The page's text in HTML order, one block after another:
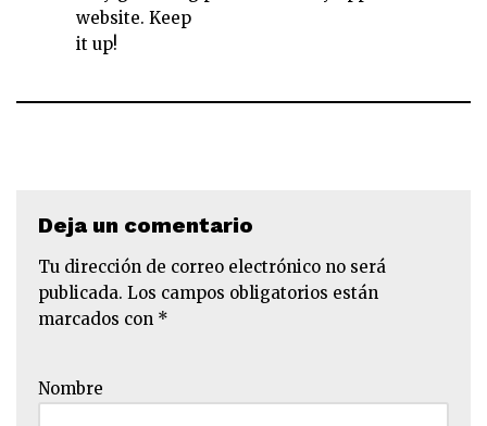
website. Keep
it up!
Deja un comentario
Tu dirección de correo electrónico no será
publicada. Los campos obligatorios están
marcados con *
Nombre